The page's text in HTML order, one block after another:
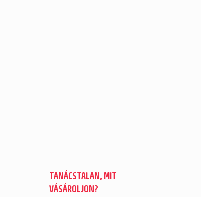
TANÁCSTALAN, MIT
VÁSÁROLJON?